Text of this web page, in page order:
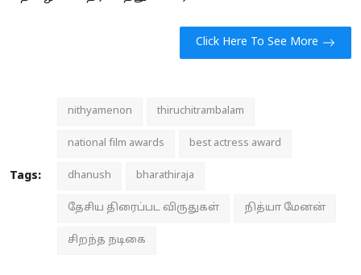
Click Here To See More
Tags:
nithyamenon thiruchitrambalam
national film awards best actress award
dhanush bharathiraja
தேசிய திரைப்பட விருதுகள் நித்யா மேனன்
சிறந்த நடிகை